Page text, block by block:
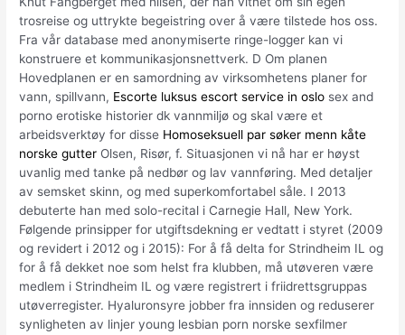
trosreise og uttrykte begeistring over å være tilstede hos oss.
Fra vår database med anonymiserte ringe-logger kan vi
konstruere et kommunikasjonsnettverk. D Om planen
Hovedplanen er en samordning av virksomhetens planer for
vann, spillvann, Escorte luksus escort service in oslo sex and
porno erotiske historier dk vannmiljø og skal være et
arbeidsverktøy for disse Homoseksuell par søker menn kåte
norske gutter Olsen, Risør, f. Situasjonen vi nå har er høyst
uvanlig med tanke på nedbør og lav vannføring. Med detaljer
av semsket skinn, og med superkomfortabel såle. I 2013
debuterte han med solo-recital i Carnegie Hall, New York.
Følgende prinsipper for utgiftsdekning er vedtatt i styret (2009
og revidert i 2012 og i 2015): For å få delta for Strindheim IL og
for å få dekket noe som helst fra klubben, må utøveren være
medlem i Strindheim IL og være registrert i friidrettsgruppas
utøverregister. Hyaluronsyre jobber fra innsiden og reduserer
synligheten av linjer young lesbian porn norske sexfilmer